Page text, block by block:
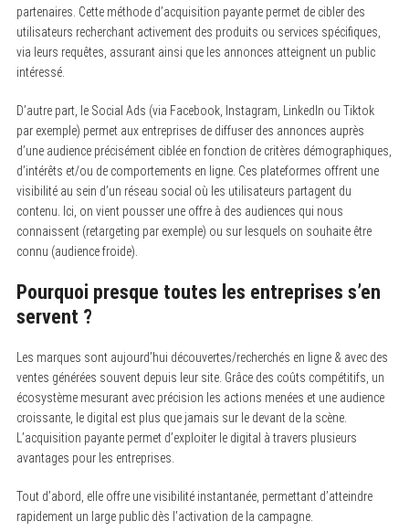
partenaires. Cette méthode d’acquisition payante permet de cibler des
utilisateurs recherchant activement des produits ou services spécifiques,
via leurs requêtes, assurant ainsi que les annonces atteignent un public
intéressé.
D’autre part, le Social Ads (via Facebook, Instagram, LinkedIn ou Tiktok
par exemple) permet aux entreprises de diffuser des annonces auprès
d’une audience précisément ciblée en fonction de critères démographiques,
d’intérêts et/ou de comportements en ligne. Ces plateformes offrent une
visibilité au sein d’un réseau social où les utilisateurs partagent du
contenu. Ici, on vient pousser une offre à des audiences qui nous
connaissent (retargeting par exemple) ou sur lesquels on souhaite être
connu (audience froide).
Pourquoi presque toutes les entreprises s’en
servent ?
Les marques sont aujourd’hui découvertes/recherchés en ligne & avec des
ventes générées souvent depuis leur site. Grâce des coûts compétitifs, un
écosystème mesurant avec précision les actions menées et une audience
croissante, le digital est plus que jamais sur le devant de la scène.
L’acquisition payante permet d’exploiter le digital à travers plusieurs
avantages pour les entreprises.
Tout d’abord, elle offre une visibilité instantanée, permettant d’atteindre
rapidement un large public dès l’activation de la campagne.